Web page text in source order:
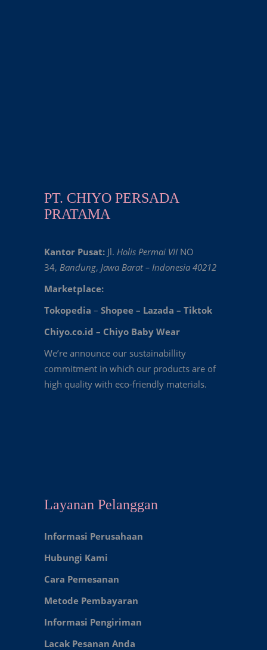
PT. CHIYO PERSADA
PRATAMA
Kantor Pusat: Jl. Holis Permai VII NO
34, Bandung, Jawa Barat – Indonesia 40212
Marketplace:
Tokopedia – Shopee – Lazada – Tiktok
Chiyo.co.id – Chiyo Baby Wear
We’re announce our sustainabillity
commitment in which our products are of
high quality with eco-friendly materials.
Layanan Pelanggan
Informasi Perusahaan
Hubungi Kami
Cara Pemesanan
Metode Pembayaran
Informasi Pengiriman
Lacak Pesanan Anda